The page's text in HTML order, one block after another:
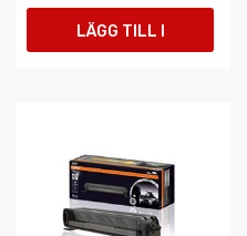
LÄGG TILL I